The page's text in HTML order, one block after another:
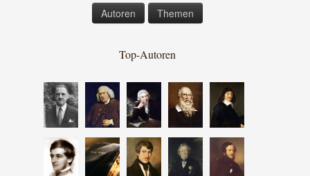
Autoren Themen
Top-Autoren